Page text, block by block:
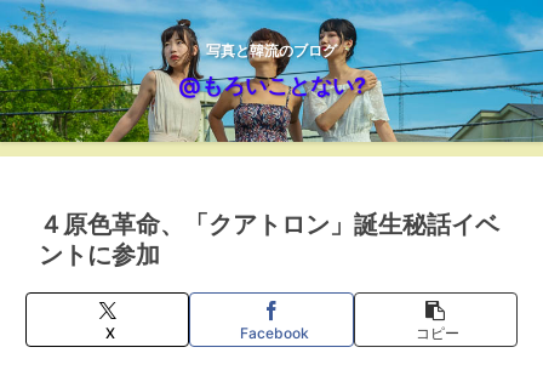
写真と韓流のブログ
@もろいことない?
４原色革命、「クアトロン」誕生秘話イベ
ントに参加
X Facebook コピー